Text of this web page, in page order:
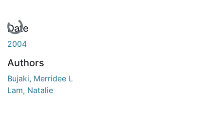
Date
2004
Authors
Bujaki, Merridee L
Lam, Natalie